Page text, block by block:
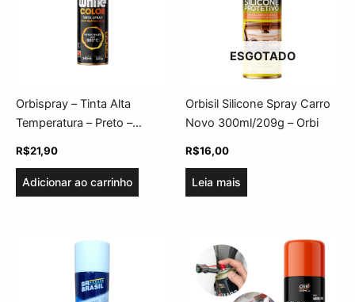
Orbispray – Tinta Alta
Temperatura – Preto –
R$21,90
Adicionar ao carrinho
ESGOTADO
Orbisil Silicone Spray Carro
Novo 300ml/209g – Orbi
R$16,00
Leia mais